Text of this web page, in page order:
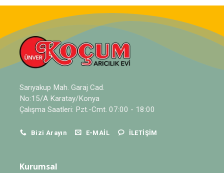
Sarıyakup Mah. Garaj Cad.
No:15/A Karatay/Konya
Çalışma Saatleri: Pzt.-Cmt. 07:00 - 18:00
Bizi Arayın E-MAIL İLETIŞIM
Kurumsal